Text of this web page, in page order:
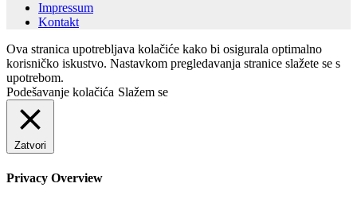
Impressum
Kontakt
Ova stranica upotrebljava kolačiće kako bi osigurala optimalno
korisničko iskustvo. Nastavkom pregledavanja stranice slažete se s
upotrebom.
Podešavanje kolačića Slažem se
Zatvori
Privacy Overview